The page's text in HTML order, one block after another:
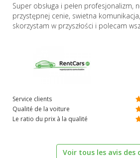
Super obsługa i pełen profesjonalizm,
przystępnej cenie, swietna
skorzystam w przyszłości i polecam
Service clients
Qualité de la voiture
Le ratio du prix à la qualité
Voir tous les avis des